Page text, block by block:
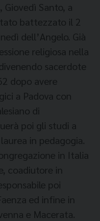
Santo, a
battezzato il 2
dell’Angelo. Già
religiosa nella
sacerdote
dopo avere
a Padova con
di
poi gli studi a
in pedagogia.
in Italia
coadiutore in
poi
ed infine in
e Macerata.